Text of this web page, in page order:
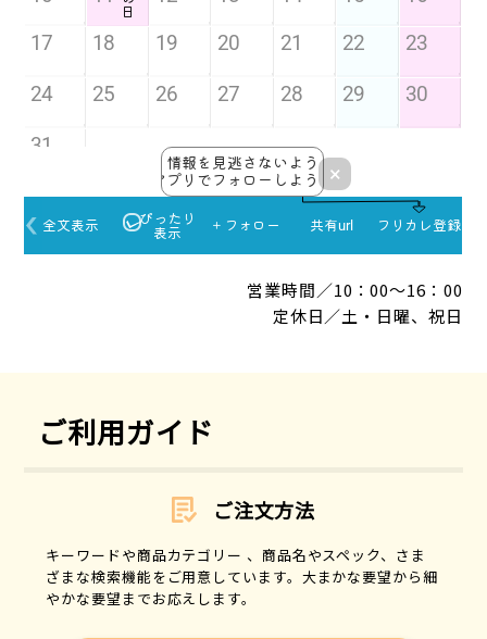
営業時間／10：00～16：00
定休日／土・日曜、祝日
ご利用ガイド
ご注文方法
キーワードや商品カテゴリー 、商品名やスペック、さま
ざまな検索機能をご用意しています。大まかな要望から細
やかな要望までお応えします。